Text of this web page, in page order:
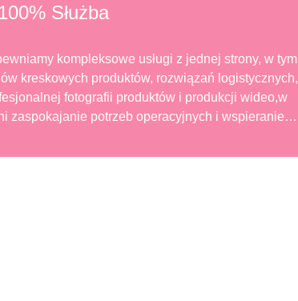
100% Służba
kompleksowe usługi z jednej strony, w tym
kreskowych produktów, rozwiązań logistycznych,
fotografii produktów i produkcji wideo,w
zaspokajanie potrzeb operacyjnych i wspieranie